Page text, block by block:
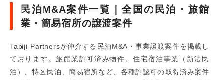
民泊M&A案件一覧｜全国の民泊・旅館
業・簡易宿所の譲渡案件
Tabiji Partnersが仲介する民泊M&A・事業譲渡案件を掲載し
ております。旅館業許可済み物件、住宅宿泊事業（新法民
泊）、特区民泊、簡易宿所など、各種許認可の取得済み案件